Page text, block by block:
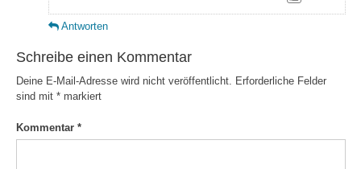
Antworten
Schreibe einen Kommentar
Deine E-Mail-Adresse wird nicht veröffentlicht. Erforderliche Felder
sind mit *markiert
Kommentar *